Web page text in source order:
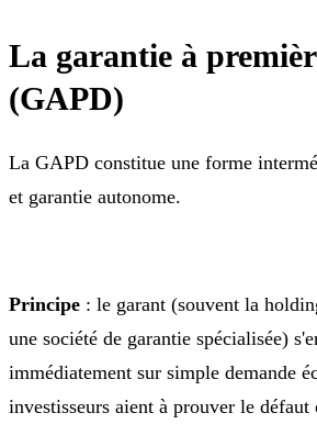
La garantie à
(GAPD)
La GAPD constitue une forme
et garantie autonome.
Principe : le garant (souvent la
une société de garantie spécialisée)
immédiatement sur simple demande
investisseurs aient à prouver le défaut